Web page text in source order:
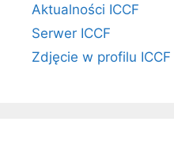
Aktualności ICCF
Serwer ICCF
Zdjęcie w profilu ICCF